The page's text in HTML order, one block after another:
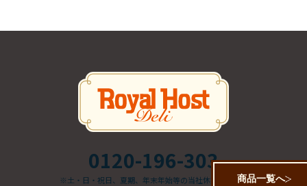
商品一覧へ
0120-196-303
※土・日・祝日、夏期、年末年始等の当社休業日を除く